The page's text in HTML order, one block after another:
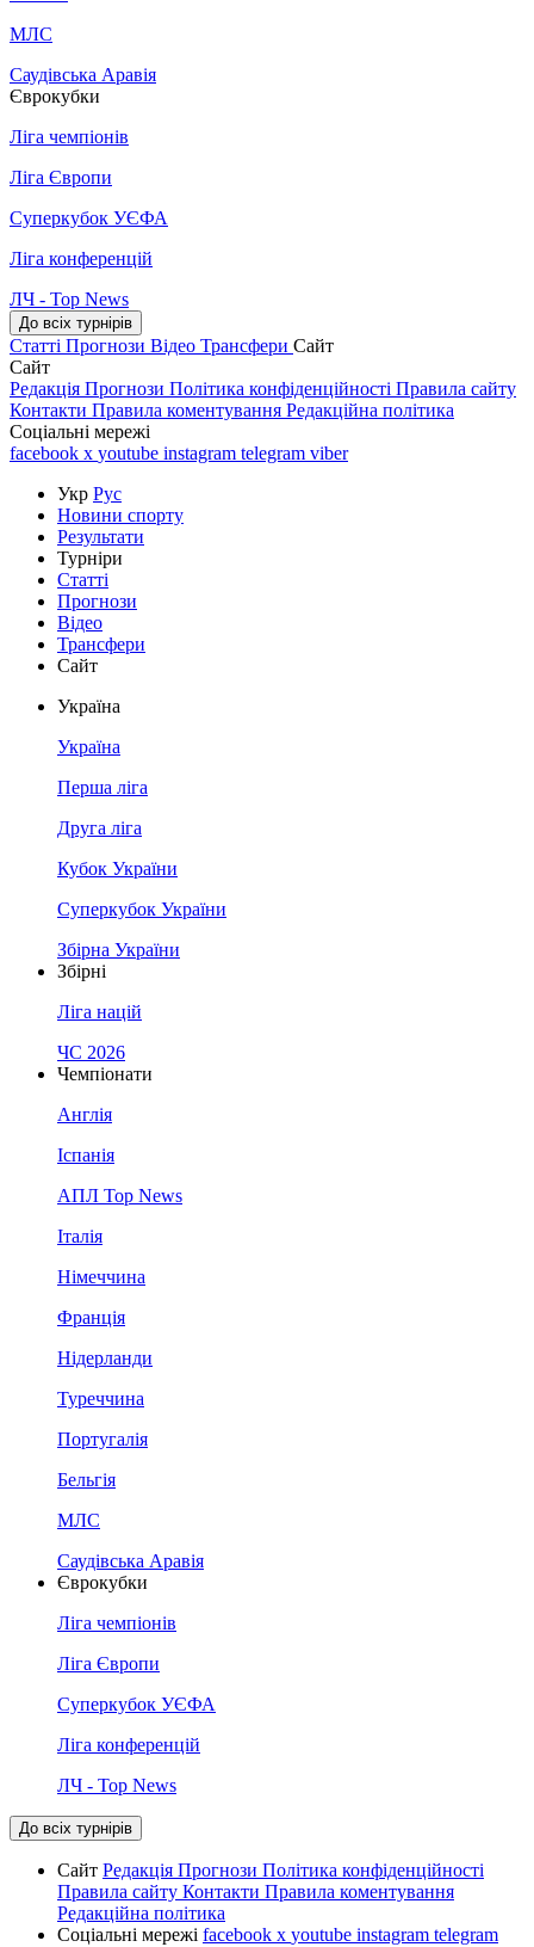
МЛС
Саудівська Аравія
Єврокубки
Ліга чемпіонів
Ліга Європи
Суперкубок УЄФА
Ліга конференцій
ЛЧ - Top News
До всіх турнірів
Статті Прогнози Відео Трансфери Сайт
Сайт
Редакція Прогнози Політика конфіденційності Правила сайту
Контакти Правила коментування Редакційна політика
Соціальні мережі
facebook x youtube instagram telegram viber
Укр Рус
Новини спорту
Результати
Турніри
Статті
Прогнози
Відео
Трансфери
Сайт
Україна
Україна
Перша ліга
Друга ліга
Кубок України
Суперкубок України
Збірна України
Збірні
Ліга націй
ЧС 2026
Чемпіонати
Англія
Іспанія
АПЛ Top News
Італія
Німеччина
Франція
Нідерланди
Туреччина
Португалія
Бельгія
МЛС
Саудівська Аравія
Єврокубки
Ліга чемпіонів
Ліга Європи
Суперкубок УЄФА
Ліга конференцій
ЛЧ - Top News
До всіх турнірів
Сайт Редакція Прогнози Політика конфіденційності
Правила сайту Контакти Правила коментування
Редакційна політика
Соціальні мережі facebook x youtube instagram telegram